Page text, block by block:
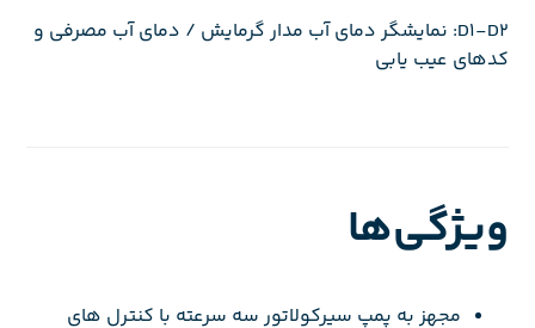
D1-D2: نمایشگر دمای آب مدار گرمایش / دمای آب مصرفی و
کدهای عیب یابی
ویژگی‌ها
مجهز به پمپ سیرکولاتور سه سرعته با کنترل های